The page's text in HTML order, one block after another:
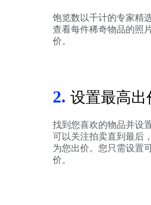
饱览数以千计的专家精
查看每件稀奇物品的照
价。
2. 设置最高出
找到您喜欢的物品并设
可以关注拍卖直到最后
为您出价。您只需设置
价。